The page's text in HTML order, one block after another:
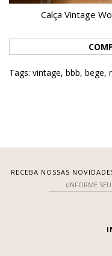
Calça Vintage
Tags: vintage, bbb, bege,
RECEBA NOSSAS